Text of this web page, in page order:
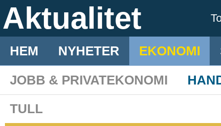
Aktualitet
HEM NYHETER EKONOMI
JOBB & PRIVATEKONOMI
TULL